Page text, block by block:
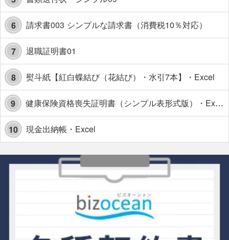
6 請求書003 シンプルな請求書（消費税10％対応）
7 退職証明書01
8 熨斗紙【紅白蝶結び（花結び）・水引7本】・Excel
9 健康保険資格喪失証明書（シンプル表形式版）・Excel【見本付き】
10 現金出納帳・Excel